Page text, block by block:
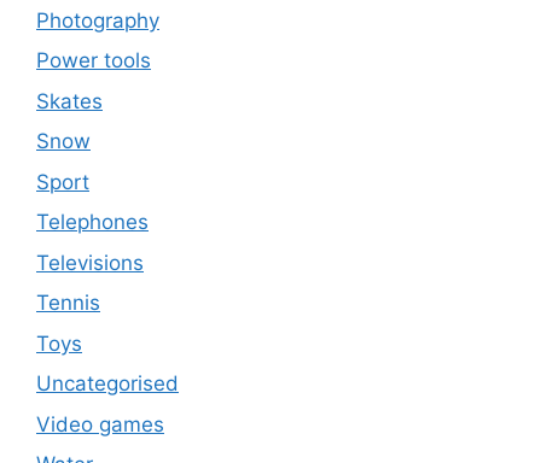
Photography
Power tools
Skates
Snow
Sport
Telephones
Televisions
Tennis
Toys
Uncategorised
Video games